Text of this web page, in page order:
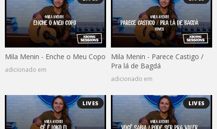
Mila Menin - Enche o Meu Copo
adicionado em
Mila Menin - Parece Castigo /
Pra lá de Bagdá
adicionado em
LIVES LIVES